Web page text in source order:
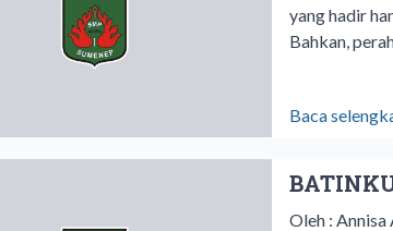
yang hadir
Bahkan,
Baca
Oleh :